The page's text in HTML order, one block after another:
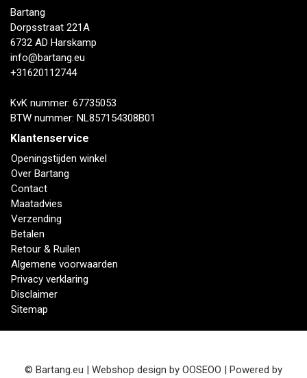
Bartang
Dorpsstraat 221A
6732 AD Harskamp
info@bartang.eu
+31620112744
KvK nummer: 67735053
BTW nummer: NL857154308B01
Klantenservice
Openingstijden winkel
Over Bartang
Contact
Maatadvies
Verzending
Betalen
Retour & Ruilen
Algemene voorwaarden
Privacy verklaring
Disclaimer
Sitemap
© Bartang.eu | Webshop design by OOSEOO | Powered by